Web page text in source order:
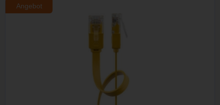
Angebot